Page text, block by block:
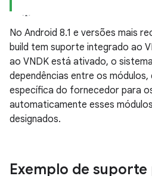
No Android 8.1 e versões mais
build tem suporte integrado ao
ao VNDK está ativado, o
dependências entre os módulos,
específica do fornecedor para
automaticamente esses
designados.
Exemplo de